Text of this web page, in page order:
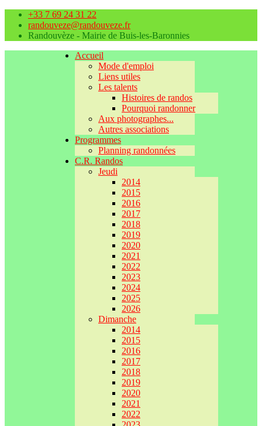
+33 7 69 24 31 22
randouveze@randouveze.fr
Randouvèze - Mairie de Buis-les-Baronnies
Accueil
Mode d'emploi
Liens utiles
Les talents
Histoires de randos
Pourquoi randonner
Aux photographes...
Autres associations
Programmes
Planning randonnées
C.R. Randos
Jeudi
2014
2015
2016
2017
2018
2019
2020
2021
2022
2023
2024
2025
2026
Dimanche
2014
2015
2016
2017
2018
2019
2020
2021
2022